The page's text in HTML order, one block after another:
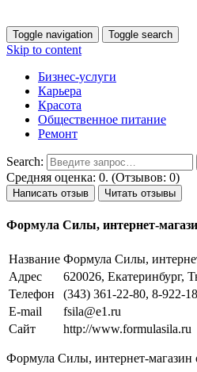
Toggle navigation Toggle search
Skip to content
Бизнес-услуги
Карьера
Красота
Общественное питание
Ремонт
Search:
Средняя оценка: 0. (Отзывов: 0)
Написать отзыв Читать отзывы
Формула Силы, интернет-
Название Формула Силы,
Адрес
620026, Екатеринбург,
Телефон
(343) 361-22-80, 8-922-
E-mail
fsila@e1.ru
Сайт
http://www.formulasila.ru
Формула Силы, интернет-магазин